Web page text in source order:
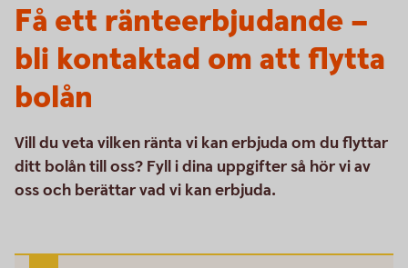
Få ett ränteerbjudande –
bli kontaktad om att flytta
bolån
Vill du veta vilken ränta vi kan erbjuda om du flyttar
ditt bolån till oss? Fyll i dina uppgifter så hör vi av
oss och berättar vad vi kan erbjuda.